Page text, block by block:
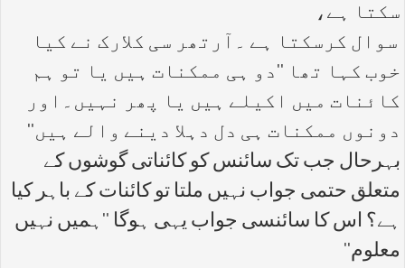
سکتا ہے،
سوال کرسکتا ہے ۔آرتھر سی کلارک نے کیا
خوب کہا تھا ''دو ہی ممکنات ہیں یا تو ہم
کائنات میں اکیلے ہیں یا پھر نہیں۔اور
دونوں ممکنات ہی دل دہلا دینے والے ہیں''
بہرحال جب تک سائنس کو کائناتی گوشوں کے
متعلق حتمی جواب نہیں ملتا تو کائنات کے باہر کیا
ہے؟ اس کا سائنسی جواب یہی ہوگا ''ہمیں نہیں
معلوم''